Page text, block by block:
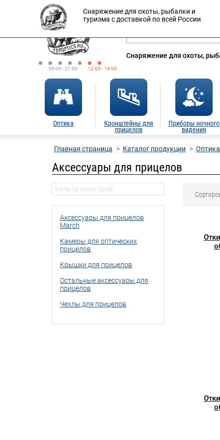
09:00 - 21:00 12:00 - 18:00
Оплата Доставка
Снаряжение для охоты,
Оптика
Кронштейны для
прицелов
Приборы ночного
видения
Снаряжение для охоты, рыбалки и
туризма с доставкой по всей России
Главная страница Каталог продукции Оптика
Аксессуары для прицелов
Аксессуары для прицелов
March
Камеры для оптических
прицелов
Крышки для прицелов
Остальные аксессуары для
прицелов
Чехлы для прицелов